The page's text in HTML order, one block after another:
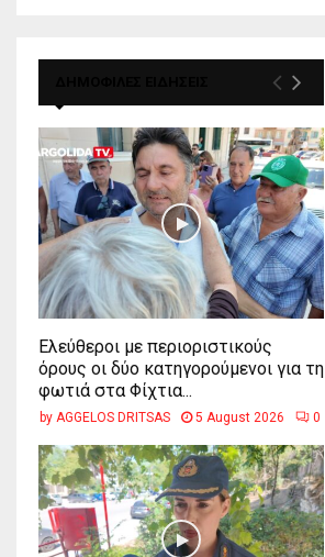
Ελεύθεροι με περιοριστικούς
όρους οι δύο κατηγορούμενοι για τη
φωτιά στα Φίχτια...
by AGGELOS DRITSAS 5 August 2026 0